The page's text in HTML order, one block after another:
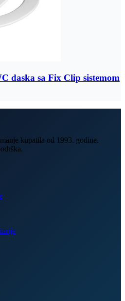
daska sa Fix Clip sistemom
kupatila od 1993. godine.